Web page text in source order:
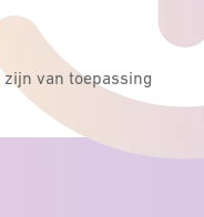
zijn van toepassing